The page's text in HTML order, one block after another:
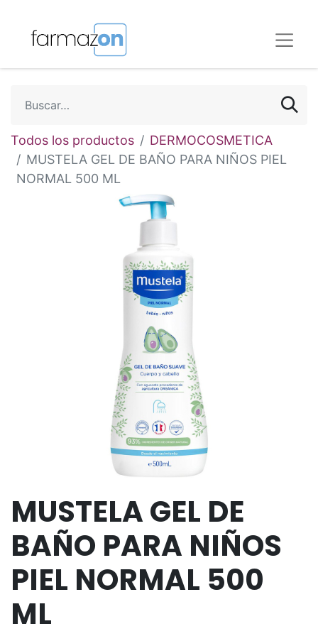
Todos los productos
DERMOCOSMETICA
MUSTELA GEL DE BAÑO PARA NIÑOS PIEL
NORMAL 500 ML
MUSTELA GEL DE
BAÑO PARA NIÑOS
PIEL NORMAL 500
ML